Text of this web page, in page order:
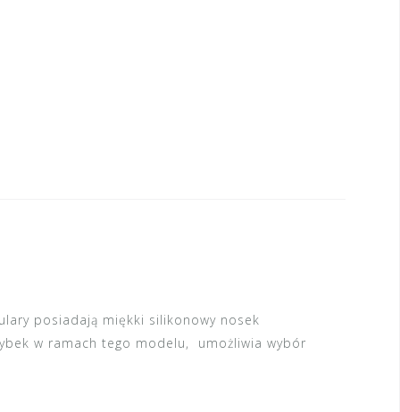
posiadają miękki silikonowy nosek
w ramach tego modelu, umożliwia wybór